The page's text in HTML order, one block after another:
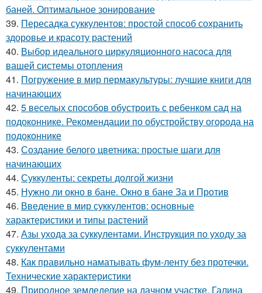
баней. Оптимальное зонирование
39. Пересадка суккулентов: простой способ сохранить
здоровье и красоту растений
40. Выбор идеального циркуляционного насоса для
вашей системы отопления
41. Погружение в мир пермакультуры: лучшие книги для
начинающих
42. 5 веселых способов обустроить с ребенком сад на
подоконнике. Рекомендации по обустройству огорода на
подоконнике
43. Создание белого цветника: простые шаги для
начинающих
44. Суккуленты: секреты долгой жизни
45. Нужно ли окно в бане. Окно в бане За и Против
46. Введение в мир суккулентов: основные
характеристики и типы растений
47. Азы ухода за суккулентами. Инструкция по уходу за
суккулентами
48. Как правильно наматывать фум-ленту без протечки.
Технические характеристики
49. Природное земледелие на дачном участке. Галина